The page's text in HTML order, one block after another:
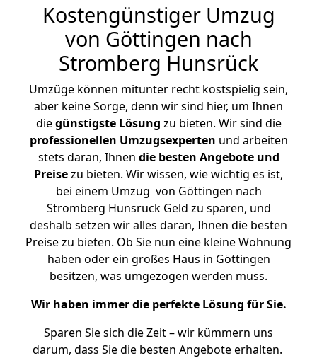
Kostengünstiger Umzug
von Göttingen nach
Stromberg Hunsrück
Umzüge können mitunter recht kostspielig sein,
aber keine Sorge, denn wir sind hier, um Ihnen
diegünstigste Lösung zu bieten. Wir sind die
professionellen Umzugsexperten und arbeiten
stets daran, Ihnen die besten Angebote und
Preisezu bieten. Wir wissen, wie wichtig es ist,
bei einem Umzug von Göttingen nach
Stromberg Hunsrück Geld zu sparen, und
deshalb setzen wir alles daran, Ihnen die besten
Preise zu bieten. Ob Sie nun eine kleine Wohnung
haben oder ein großes Haus in Göttingen
besitzen, was umgezogen werden muss.
Wir haben immer die perfekte Lösung für Sie.
Sparen Sie sich die Zeit – wir kümmern uns
darum, dass Sie die besten Angebote erhalten.